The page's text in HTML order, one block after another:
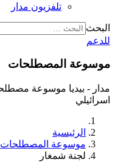
تلفزيون مدار
البحث
للدعم
موسوعة المصطلحات
اسرائيلي
الرئيسية
موسوعة المصطلحات
لجنة شمغار